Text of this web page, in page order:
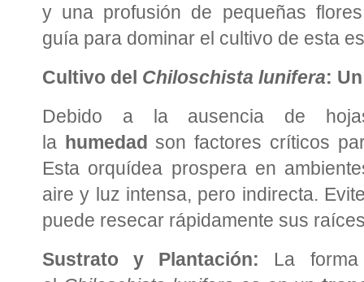
y una profusión de pequeñas
guía para dominar el cultivo de esta
Cultivo del Chiloschista lunifera:
Debido a la ausencia de
la humedad son factores críticos
Esta orquídea prospera en
aire y luz intensa, pero indirecta.
puede resecar rápidamente sus
Sustrato y Plantación: La